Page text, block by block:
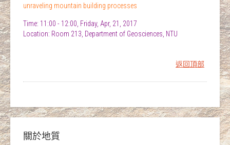
unraveling mountain building processes
Time: 11:00 - 12:00, Friday, Apr, 21, 2017
Location: Room 213, Department of Geosciences, NTU
返回頂部
關於地質